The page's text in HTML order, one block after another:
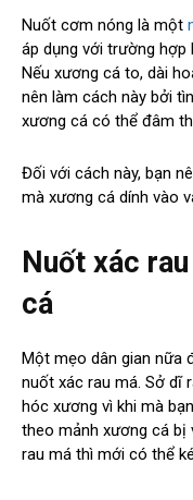
Nuốt cơm nóng là một
áp dụng với trường hợp
Nếu xương cá to, dài
nên làm cách này bởi
xương cá có thể đâm
Đối với cách này, bạn
mà xương cá dính vào
Nuốt xác
cá
Một mẹo dân gian nữa
nuốt xác rau má. Sở dĩ
hóc xương vì khi mà
theo mảnh xương cá bị
rau má thì mới có thể